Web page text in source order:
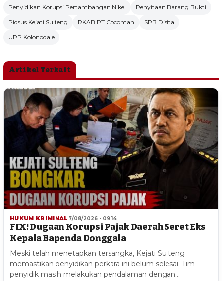
Penyidikan Korupsi Pertambangan Nikel
Penyitaan Barang Bukti
Pidsus Kejati Sulteng
RKAB PT Cocoman
SPB Disita
UPP Kolonodale
Artikel Terkait
HUKUM KRIMINAL 7/08/2026 - 09:14
FIX! Dugaan Korupsi Pajak Daerah Seret Eks
Kepala Bapenda Donggala
Meski telah menetapkan tersangka, Kejati Sulteng
memastikan penyidikan perkara ini belum selesai. Tim
penyidik masih melakukan pendalaman dengan…